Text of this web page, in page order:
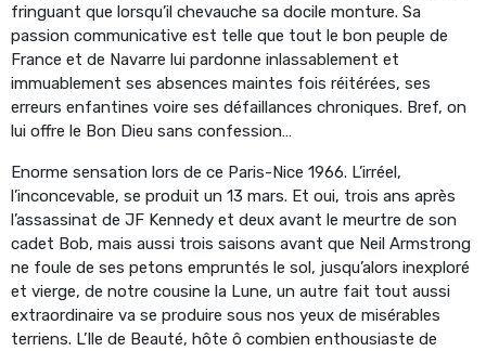
fringuant que lorsqu’il chevauche sa docile monture. Sa
passion communicative est telle que tout le bon peuple de
France et de Navarre lui pardonne inlassablement et
immuablement ses absences maintes fois réitérées, ses
erreurs enfantines voire ses défaillances chroniques. Bref, on
lui offre le Bon Dieu sans confession…
Enorme sensation lors de ce Paris-Nice 1966. L’irréel,
l’inconcevable, se produit un 13 mars. Et oui, trois ans après
l’assassinat de JF Kennedy et deux avant le meurtre de son
cadet Bob, mais aussi trois saisons avant que Neil Armstrong
ne foule de ses petons empruntés le sol, jusqu’alors inexploré
et vierge, de notre cousine la Lune, un autre fait tout aussi
extraordinaire va se produire sous nos yeux de misérables
terriens. L’Ile de Beauté, hôte ô combien enthousiaste de